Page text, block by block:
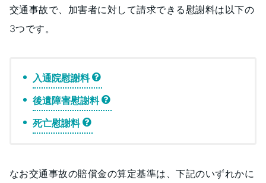
交通事故で、加害者に対して請求できる慰謝料は以下の
3つです。
入通院慰謝料
後遺障害慰謝料
死亡慰謝料
なお交通事故の賠償金の算定基準は、下記のいずれかに